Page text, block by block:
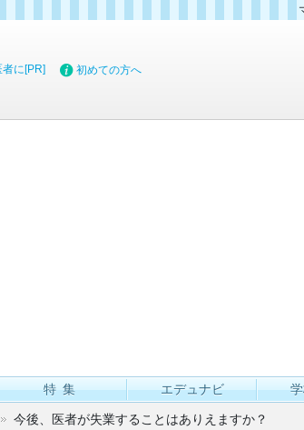
に[PR] 初めての方へ
特集 エデュナビ
今後、医者が失業することはありえますか？